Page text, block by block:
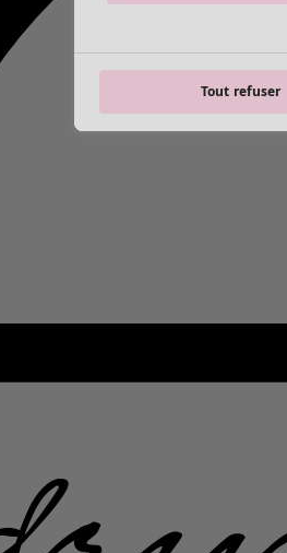
Tout refuser